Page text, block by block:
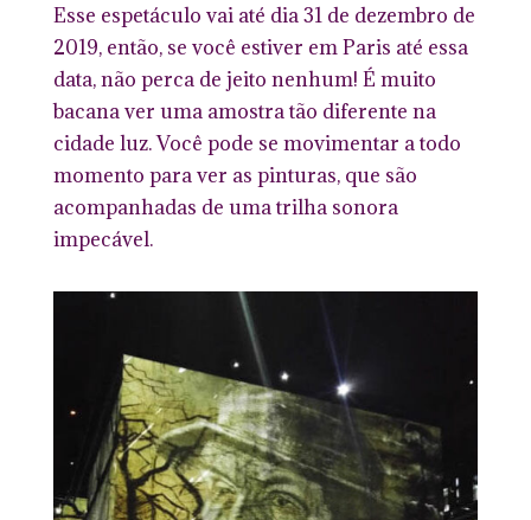
Esse espetáculo vai até dia 31 de dezembro de
2019, então, se você estiver em Paris até essa
data, não perca de jeito nenhum! É muito
bacana ver uma amostra tão diferente na
cidade luz. Você pode se movimentar a todo
momento para ver as pinturas, que são
acompanhadas de uma trilha sonora
impecável.